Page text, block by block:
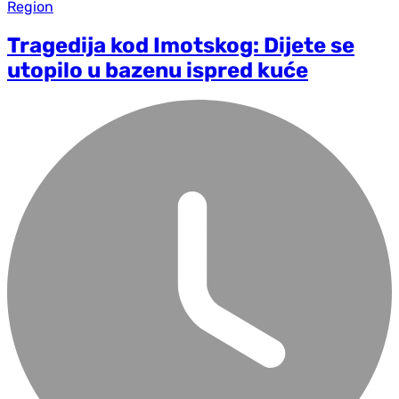
Region
Tragedija kod Imotskog: Dijete se
utopilo u bazenu ispred kuće